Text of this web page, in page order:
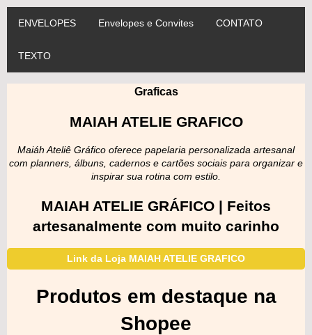
ENVELOPES Envelopes e Convites CONTATO
TEXTO
Graficas
MAIAH ATELIE GRAFICO
Maiáh Ateliê Gráfico oferece papelaria personalizada artesanal
com planners, álbuns, cadernos e cartões sociais para organizar e
inspirar sua rotina com estilo.
MAIAH ATELIE GRÁFICO | Feitos
artesanalmente com muito carinho
Link da Loja MAIAH ATELIE GRAFICO
Produtos em destaque na
Shopee